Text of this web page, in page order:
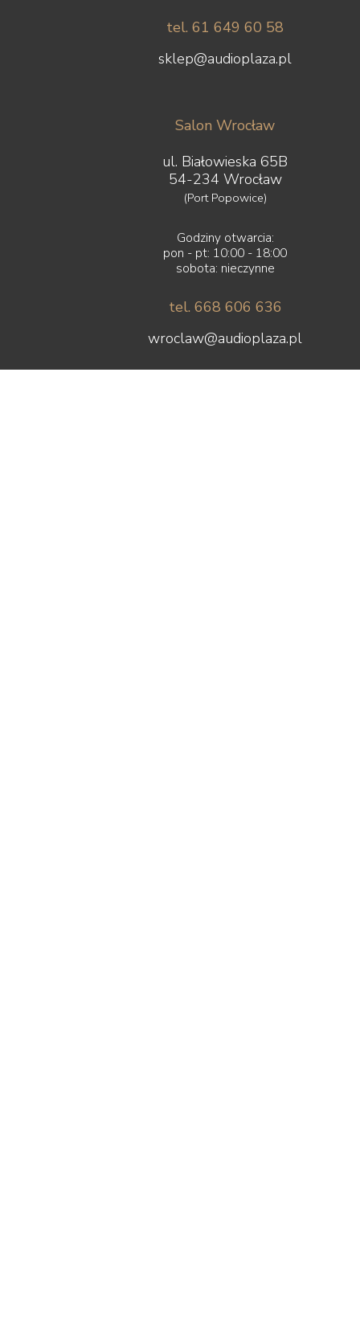
tel. 61 649 60 58
sklep@audioplaza.pl
Salon Wrocław
ul. Białowieska 65B
54-234 Wrocław
(Port Popowice)
Godziny otwarcia:
pon - pt: 10:00 - 18:00
sobota: nieczynne
tel. 668 606 636
wroclaw@audioplaza.pl